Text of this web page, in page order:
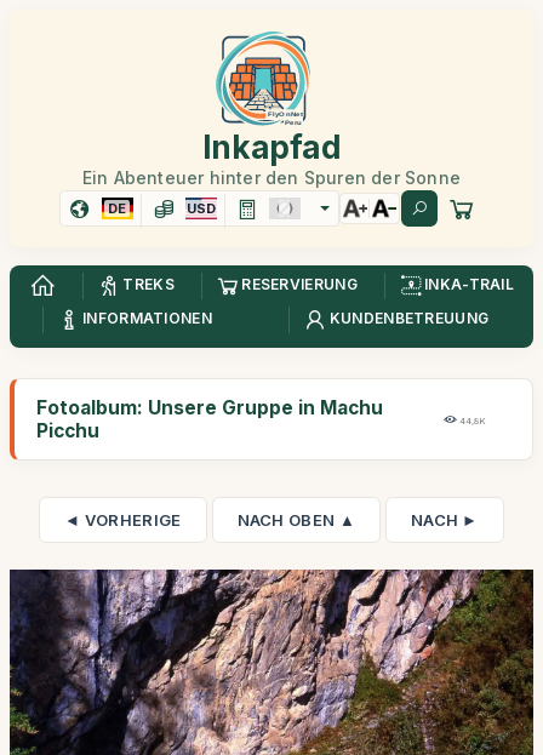
Inkapfad
Ein Abenteuer hinter den Spuren der Sonne
DE USD
TREKS RESERVIERUNG
INKA-TRAIL
INFORMATIONEN
KUNDENBETREUUNG
Fotoalbum: Unsere Gruppe in Machu
Picchu
44,8K
◄ VORHERIGE NACH OBEN ▲ NACH ►